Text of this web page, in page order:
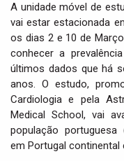
A unidade móvel de
vai estar estacionada
os dias 2 e 10 de
conhecer a
últimos dados que há
anos. O estudo,
Cardiologia e pela
Medical School, vai
população portuguesa
em Portugal continental